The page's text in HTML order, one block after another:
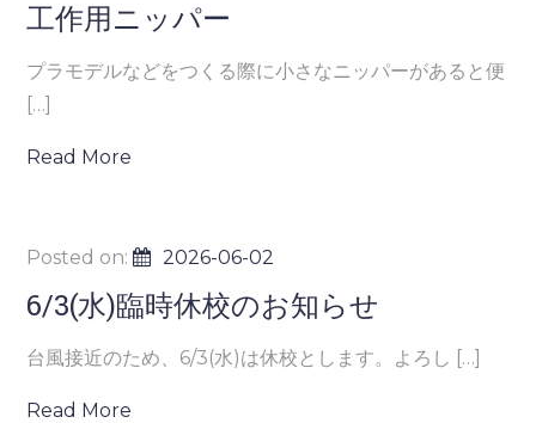
工作用ニッパー
プラモデルなどをつくる際に小さなニッパーがあると便
[…]
Read More
Posted on: 2026-06-02
6/3(水)臨時休校のお知らせ
台風接近のため、6/3(水)は休校とします。よろし […]
Read More